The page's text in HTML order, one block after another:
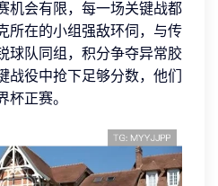
机会有限，每一场关键战都
所在的小组强敌环伺，与传
球队同组，积分争夺异常胶
战役中抢下足够分数，他们
杯正赛。